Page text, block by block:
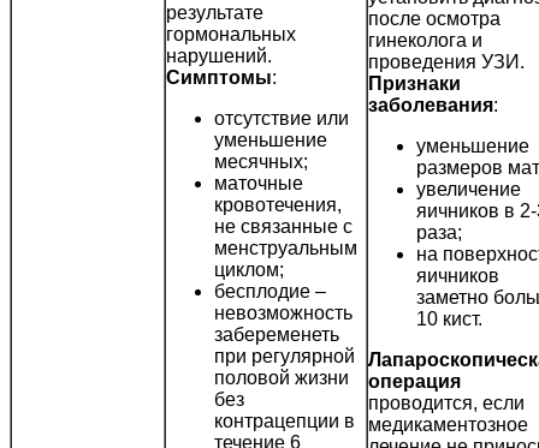
результате
гормональных
нарушений.
Симптомы:
отсутствие или
уменьшение
месячных;
маточные
кровотечения,
не связанные с
менструальным
циклом;
бесплодие –
невозможность
забеременеть
при регулярной
половой жизни
без
контрацепции в
течение 6
после осмотра
гинеколога и
проведения УЗИ.
Признаки
заболевания:
уменьшение
размеров
увеличение
яичников в
раза;
на
яичников
заметно
10 кист.
операция
проводится, если
медикаментозное